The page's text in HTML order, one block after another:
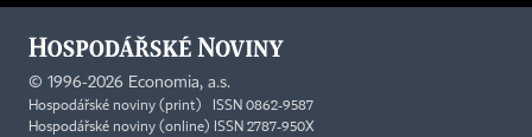
© 1996-2026 Economia, a.s.
Hospodářské noviny (print) ISSN 0862-9587
Hospodářské noviny (online) ISSN 2787-950X